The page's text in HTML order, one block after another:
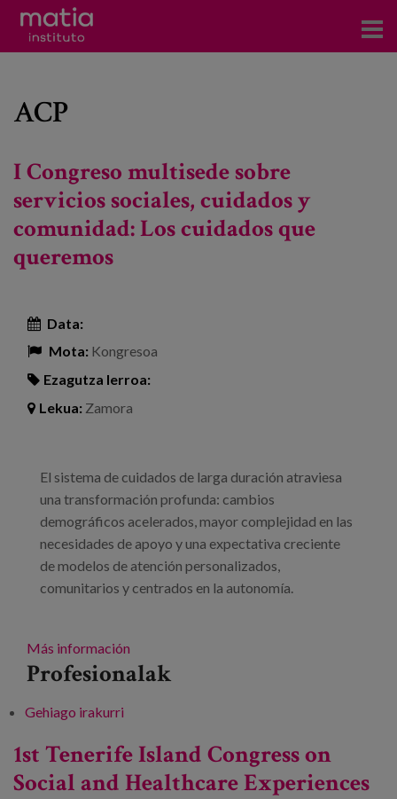
Ikerkuntza
Foroetan parte hartzea
Kontsultoretza
Prestakuntza
Bloga
Prentsa
Salaketa-kanala
ACP
I Congreso multisede sobre
servicios sociales, cuidados y
comunidad: Los cuidados que
queremos
Data:
Mota: Kongresoa
Ezagutza lerroa:
Lekua: Zamora
El sistema de cuidados de larga duración atraviesa
una transformación profunda: cambios
demográficos acelerados, mayor complejidad en las
necesidades de apoyo y una expectativa creciente
de modelos de atención personalizados,
comunitarios y centrados en la autonomía.
Más información
Profesionalak
Gehiago irakurri
cuidados que queremos -ri buruz
1st Tenerife Island Congress on
Social and Healthcare Experiences